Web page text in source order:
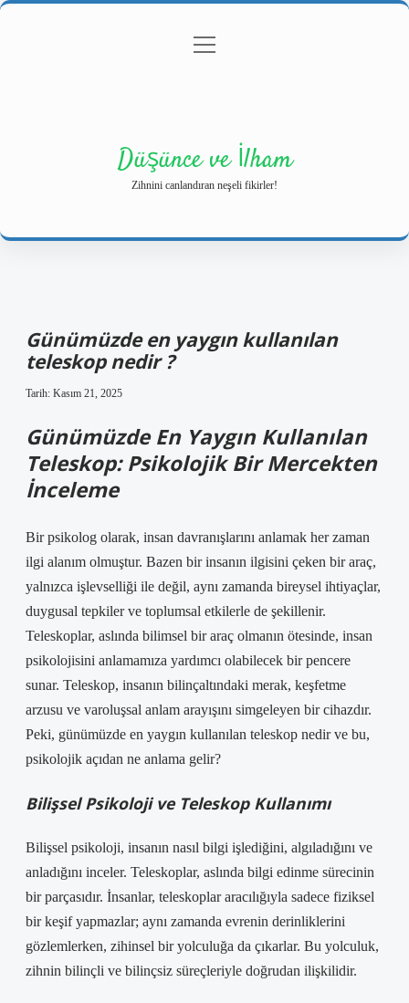
Gizlilik Politikası
menüyü
Düşünce ve İlham
Zihnini canlandıran neşeli fikirler!
Günümüzde en yaygın kullanılan
teleskop nedir ?
Tarih: Kasım 21, 2025
Günümüzde En Yaygın Kullanılan
Teleskop: Psikolojik Bir Mercekten
İnceleme
Bir psikolog olarak, insan davranışlarını anlamak her zaman
ilgi alanım olmuştur. Bazen bir insanın ilgisini çeken bir araç,
yalnızca işlevselliği ile değil, aynı zamanda bireysel ihtiyaçlar,
duygusal tepkiler ve toplumsal etkilerle de şekillenir.
Teleskoplar, aslında bilimsel bir araç olmanın ötesinde, insan
psikolojisini anlamamıza yardımcı olabilecek bir pencere
sunar. Teleskop, insanın bilinçaltındaki merak, keşfetme
arzusu ve varoluşsal anlam arayışını simgeleyen bir cihazdır.
Peki, günümüzde en yaygın kullanılan teleskop nedir ve bu,
psikolojik açıdan ne anlama gelir?
Bilişsel Psikoloji ve Teleskop Kullanımı
Bilişsel psikoloji, insanın nasıl bilgi işlediğini, algıladığını ve
anladığını inceler. Teleskoplar, aslında bilgi edinme sürecinin
bir parçasıdır. İnsanlar, teleskoplar aracılığıyla sadece fiziksel
bir keşif yapmazlar; aynı zamanda evrenin derinliklerini
gözlemlerken, zihinsel bir yolculuğa da çıkarlar. Bu yolculuk,
zihnin bilinçli ve bilinçsiz süreçleriyle doğrudan ilişkilidir.